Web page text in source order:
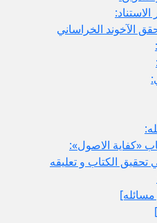
الآخوند الخراساني
تحقيق الكتاب و تعليقه